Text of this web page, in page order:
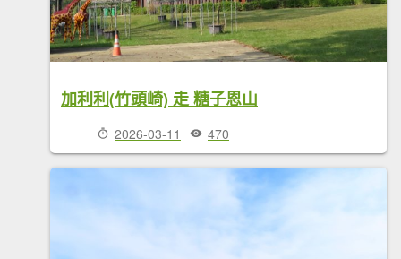
加利利(竹頭崎) 走 糖子恩山
2026-03-11 470